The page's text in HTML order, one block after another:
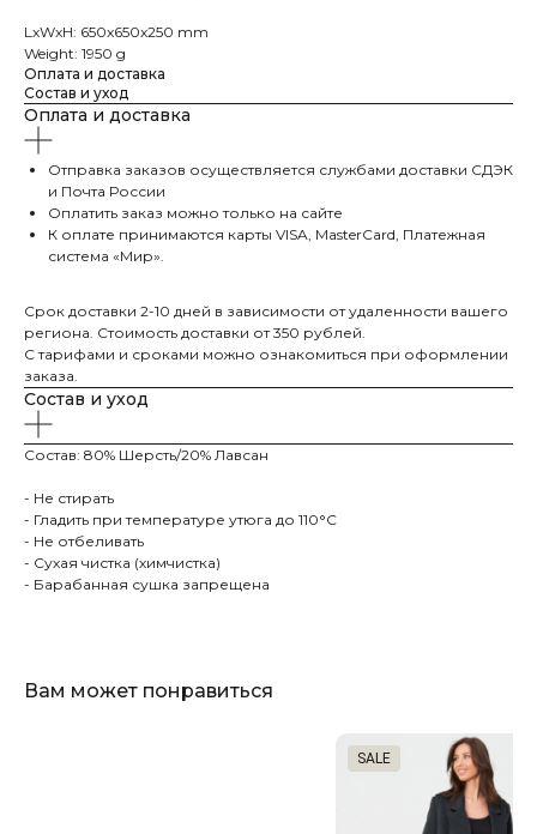
LxWxH: 650x650x250 mm
Weight: 1950 g
Оплата и доставка
Состав и уход
Оплата и доставка
Отправка заказов осуществляется службами доставки СДЭК
и Почта России
Оплатить заказ можно только на сайте
К оплате принимаются карты VISA, MasterCard, Платежная
система «Мир».
Срок доставки 2-10 дней в зависимости от удаленности вашего
региона. Стоимость доставки от 350 рублей.
С тарифами и сроками можно ознакомиться при оформлении
заказа.
Состав и уход
Состав: 80% Шерсть/20% Лавсан
- Не стирать
- Гладить при температуре утюга до 110°C
- Не отбеливать
- Сухая чистка (химчистка)
- Барабанная сушка запрещена
Вам может понравиться
SALE
Каталог
Шубы
Пуховики
Аксессуары
Пальто
Бренд ателье
Ателье по ремонту
Меховое ателье
Пошив шубы 12 мерок